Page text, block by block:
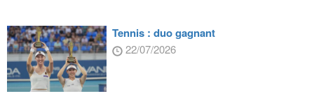
Tennis : duo gagnant
22/07/2026